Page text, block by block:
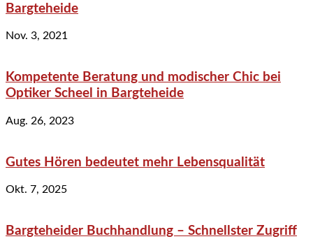
Bargteheide
Nov. 3, 2021
Kompetente Beratung und modischer Chic bei
Optiker Scheel in Bargteheide
Aug. 26, 2023
Gutes Hören bedeutet mehr Lebensqualität
Okt. 7, 2025
Bargteheider Buchhandlung – Schnellster Zugriff